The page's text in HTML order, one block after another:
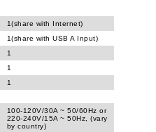
1(share with Internet)
1(share with USB A Input)
1
1
1
100-120V/30A ~ 50/60Hz or
220-240V/15A ~ 50Hz, (vary
by country)